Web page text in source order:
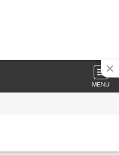
MENU